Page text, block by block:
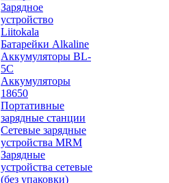
Зарядное
устройство
Liitokala
Батарейки Alkaline
Аккумуляторы BL-
5C
Аккумуляторы
18650
Портативные
зарядные станции
Сетевые зарядные
устройства MRM
Зарядные
устройства сетевые
(без упаковки)